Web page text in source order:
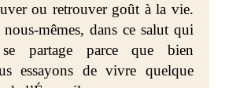
ou retrouver goût à la vie.
mêmes, dans ce salut qui
se partage parce que bien
essayons de vivre quelque